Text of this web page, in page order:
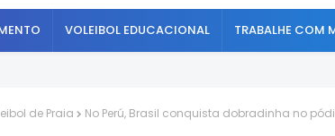
VOLEIBOL EDUCACIONAL TRABALHE COM
de Praia No Perú, Brasil conquista dobradinha no